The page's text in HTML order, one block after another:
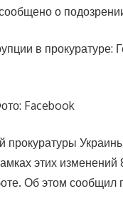
о
Facebook
прокуратуры
этих
Об этом